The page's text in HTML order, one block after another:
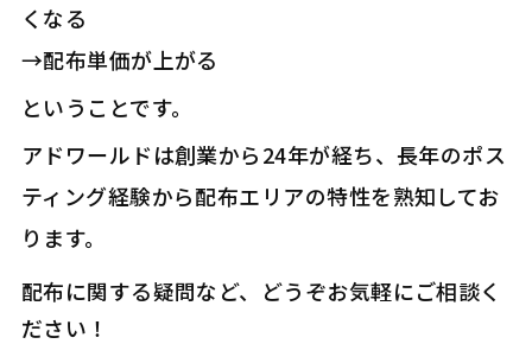
くなる
→配布単価が上がる
ということです。
アドワールドは創業から24年が経ち、長年のポス
ティング経験から配布エリアの特性を熟知してお
ります。
配布に関する疑問など、どうぞお気軽にご相談く
ださい！